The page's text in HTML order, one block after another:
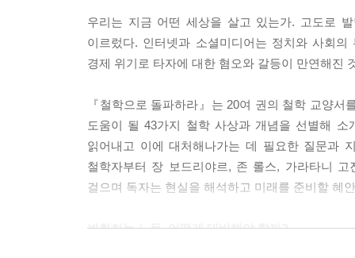
--- p.65
시뮬라크르란 ‘원본이 없는 복제’를 뜻합니다. 가
어버려요. 심지어 ‘원본’격인 배우조차도 자신의
--- p.67
따라서 매킨타이어는 “무엇을 해야 할지 묻기 전
이 “온갖 어려움을 헤쳐 나가며 정의롭고 아름답
우리는 지금 어떤 세상을 살고 있는가. 고도로
이르렀다. 인터넷과 소셜미디어는 정치와 사회
경제 위기로 타자에 대한 혐오와 갈등이 만연해진
『철학으로 돌파하라』는 20여 권의 철학 교양
도움이 될 43가지 철학 사상과 개념을 선별해
읽어내고 이에 대처해나가는 데 필요한 질문과
철학자부터 장 보드리야르, 존 롤스, 가라타니
걸으며 독자는 현실을 해석하고 미래를 준비할 혜
변화하는 노동, 어떻게 대비해야 할까?